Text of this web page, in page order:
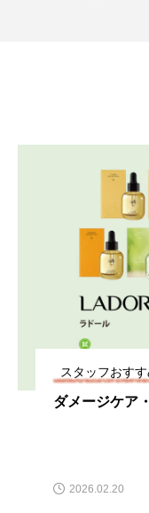
スタッフおすす
ダメージケア
2026.02.20